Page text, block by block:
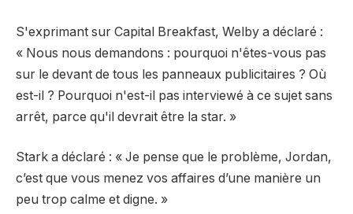
S'exprimant sur Capital Breakfast, Welby a déclaré :
« Nous nous demandons : pourquoi n'êtes-vous pas
sur le devant de tous les panneaux publicitaires ? Où
est-il ? Pourquoi n'est-il pas interviewé à ce sujet sans
arrêt, parce qu'il devrait être la star. »
Stark a déclaré : « Je pense que le problème, Jordan,
c’est que vous menez vos affaires d’une manière un
peu trop calme et digne. »